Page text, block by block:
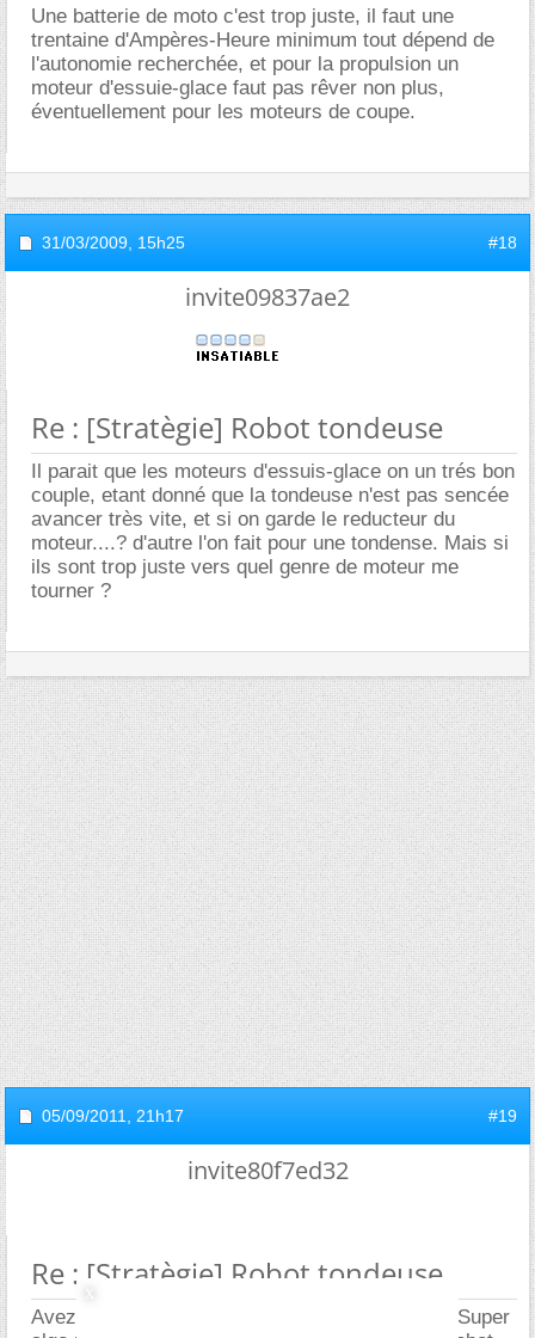
Une batterie de moto c'est trop juste, il faut une
trentaine d'Ampères-Heure minimum tout dépend de
l'autonomie recherchée, et pour la propulsion un
moteur d'essuie-glace faut pas rêver non plus,
éventuellement pour les moteurs de coupe.
31/03/2009, 15h25 #18
invite09837ae2
Re : [Stratègie] Robot tondeuse
Il parait que les moteurs d'essuis-glace on un trés bon
couple, etant donné que la tondeuse n'est pas sencée
avancer très vite, et si on garde le reducteur du
moteur....? d'autre l'on fait pour une tondense. Mais si
ils sont trop juste vers quel genre de moteur me
tourner ?
05/09/2011, 21h17 #19
invite80f7ed32
Re : [Stratègie] Robot tondeuse
Avez-vous déjà étudié la marche de la fourmi ? Super